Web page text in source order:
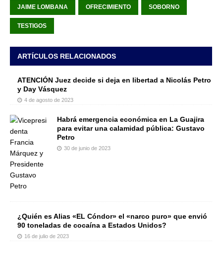
JAIME LOMBANA OFRECIMIENTO SOBORNO
TESTIGOS
ARTÍCULOS RELACIONADOS
ATENCIÓN Juez decide si deja en libertad a Nicolás Petro
y Day Vásquez
4 de agosto de 2023
Habrá emergencia económica en La Guajira
para evitar una calamidad pública: Gustavo
Petro
30 de junio de 2023
¿Quién es Alias «EL Cóndor» el «narco puro» que envió
90 toneladas de cocaína a Estados Unidos?
16 de julio de 2023